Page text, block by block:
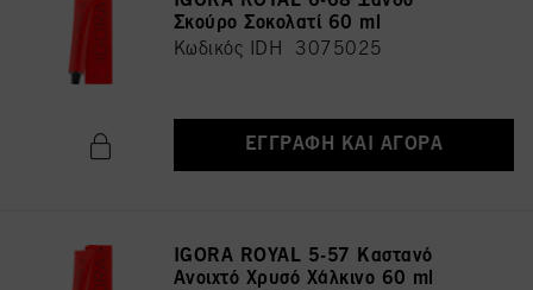
Σκούρο Σοκολατί 60 ml
Κωδικός IDH 3075025
ΕΓΓΡΑΦΉ ΚΑΙ ΑΓΟΡΆ
IGORA ROYAL 5-57 Καστανό
Ανοιχτό Χρυσό Χάλκινο 60 ml